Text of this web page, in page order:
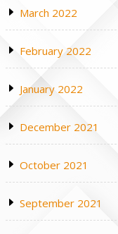
March 2022
February 2022
January 2022
December 2021
October 2021
September 2021